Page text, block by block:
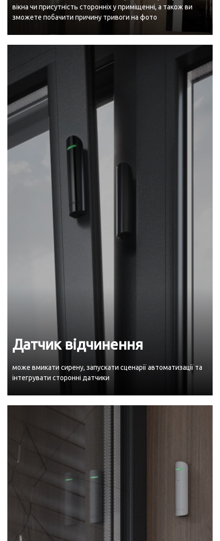
вікна чи присутність сторонніх у приміщенні, а також ви
зможете побачити причину тривоги на фото
Датчик відчинення
може вмикати сирену, запускати сценарії автоматизації та
інтегрувати сторонні датчики